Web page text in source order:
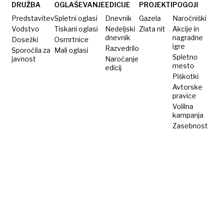
zdravje
DRUŽBA
Predstavitev
Vodstvo
Dosežki
Sporočila za
javnost
OGLAŠEVANJE
Spletni oglasi
Tiskani oglasi
Osmrtnice
Mali oglasi
EDICIJE
Dnevnik
Nedeljski
dnevnik
Razvedrilo
Naročanje
edicij
PROJEKTI
Gazela
Zlata nit
POGOJI
Naročniški
Akcije in
nagradne
igre
Spletno
mesto
Piškotki
Avtorske
pravice
Volilna
kampanja
Zasebnost